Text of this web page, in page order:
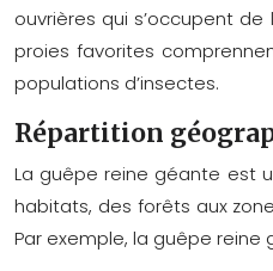
ouvrières qui s’occupent
proies favorites
populations d’insectes.
Répartition
La guêpe reine géante est
habitats, des forêts aux
Par exemple, la guêpe